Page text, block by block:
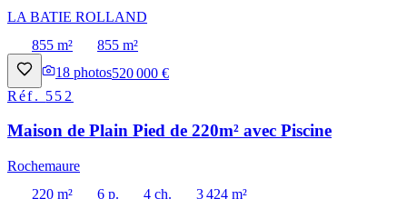
LA BATIE ROLLAND
855 m²
855 m²
18 photos520 000 €
Réf. 552
Maison de Plain Pied de 220m² avec Piscine
Rochemaure
220 m²
6 p. 4 ch.
3 424 m²